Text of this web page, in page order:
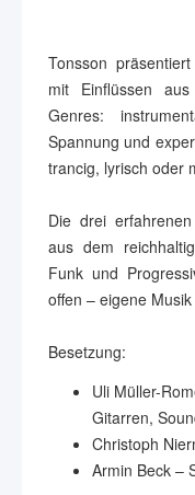
Tonsson
mit Einflüssen
Genres:
Spannung und
trancig, lyrisch oder
Die drei
aus dem
Funk und
offen – eigene
Besetzung:
Uli Müller-
Gitarren,
Christoph
Armin Beck –